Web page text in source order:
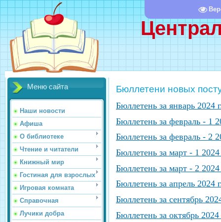
Меню сайта
Наши новости
Афиша
О библиотеке
Чтение и читатели
Книжный мир
Гостиная для взрослых
Игровая комната
Справочная
Лучики добра
Бюллетени новых
Бюллетень за январь 2024
Бюллетень за февраль - 1
Бюллетень за февраль - 2
Бюллетень за март - 1 2024
Бюллетень за март - 2 2024
Бюллетень за апрель 2024
Бюллетень за сентябрь
Бюллетень за октябрь 2024